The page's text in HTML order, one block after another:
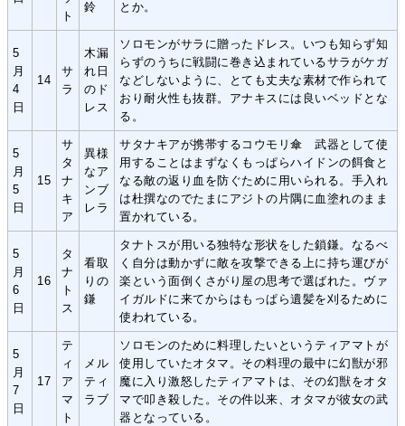
ト
鈴
とか。
5
月
4
日
14
サ
ラ
木漏
れ日
のド
レス
ソロモンがサラに贈ったドレス。いつも知らず知
らずのうちに戦闘に巻き込まれているサラがケガ
などしないように、とても丈夫な素材で作られて
おり耐火性も抜群。アナキスには良いベッドとな
る。
5
月
5
日
15
サ
タ
ナ
キ
ア
異様
なア
ンブ
レラ
サタナキアが携帯するコウモリ傘 武器として使
用することはまずなくもっぱらハイドンの餌食と
なる敵の返り血を防ぐために用いられる。手入れ
は杜撰なのでたまにアジトの片隅に血塗れのまま
置かれている。
5
月
6
日
16
タ
ナ
ト
ス
看取
りの
鎌
タナトスが用いる独特な形状をした鎖鎌。なるべ
く自分は動かずに敵を攻撃できる上に持ち運びが
楽という面倒くさがり屋の思考で選ばれた。ヴァ
イガルドに来てからはもっぱら遺髪を刈るために
使われている。
5
月
7
日
17
テ
ィ
ア
マ
ト
メル
ティ
ラブ
ソロモンのために料理したいというティアマトが
使用していたオタマ。その料理の最中に幻獣が邪
魔に入り激怒したティアマトは、その幻獣をオタ
マで叩き殺した。その件以来、オタマが彼女の武
器となっている。